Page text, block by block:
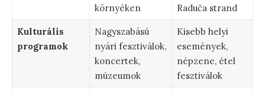
környéken
Raduča strand
Kulturális
programok
Nagyszabású
nyári fesztiválok,
koncertek,
múzeumok
Kisebb helyi
események,
népzene, étel
fesztiválok